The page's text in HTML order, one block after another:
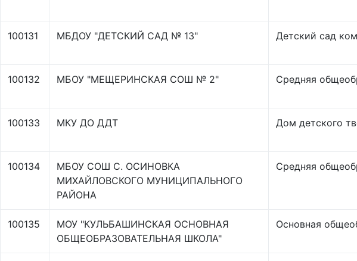
100131 МБДОУ "ДЕТСКИЙ САД № 13" Детский сад
100132 МБОУ "МЕЩЕРИНСКАЯ СОШ № 2" Средняя
100133 МКУ ДО ДДТ Дом детского
100134
МБОУ СОШ С. ОСИНОВКА
МИХАЙЛОВСКОГО МУНИЦИПАЛЬНОГО
РАЙОНА
Средняя
100135
МОУ "КУЛЬБАШИНСКАЯ ОСНОВНАЯ
ОБЩЕОБРАЗОВАТЕЛЬНАЯ ШКОЛА"
Основная